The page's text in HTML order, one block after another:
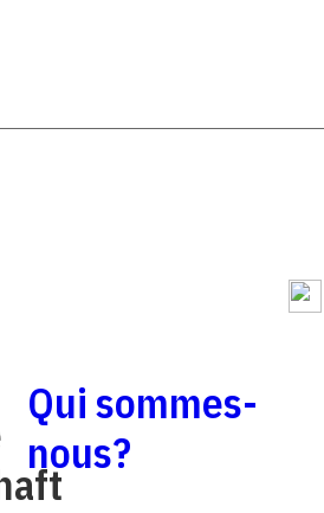
Qui sommes-
nous?